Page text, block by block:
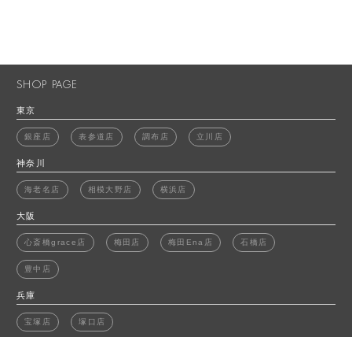
SHOP PAGE
東京
銀座店 表参道店 調布店 立川店
神奈川
海老名店 相模大野店 横浜店
大阪
心斎橋grace店 梅田店 梅田Ena店 石橋店
豊中店
兵庫
宝塚店 塚口店